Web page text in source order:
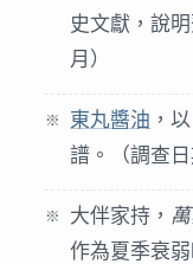
史文獻，說
月）
東丸醬油 ，
譜。（調查日
大伴家持，
作為夏季衰